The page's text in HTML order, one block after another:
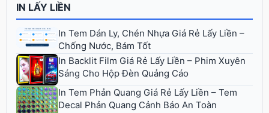
IN LẤY LIỀN
In Tem Dán Ly, Chén Nhựa Giá Rẻ Lấy Liền –
Chống Nước, Bám Tốt
In Backlit Film Giá Rẻ Lấy Liền – Phim Xuyên
Sáng Cho Hộp Đèn Quảng Cáo
In Tem Phản Quang Giá Rẻ Lấy Liền – Tem
Decal Phản Quang Cảnh Báo An Toàn